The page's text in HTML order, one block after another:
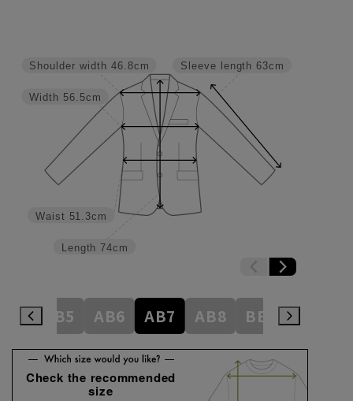
Sleeve length 63cm
Length 74cm
Waist 51.3cm
Width 56.5cm
Shoulder width 46.8cm
AB5 AB6 AB7 AB8 BE3 BE4
Check the recommended
size